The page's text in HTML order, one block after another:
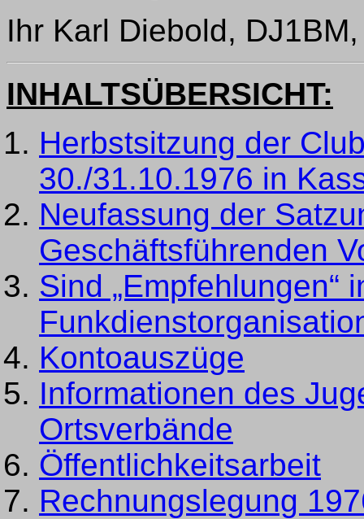
Ihr Karl Diebold,
INHALTSÜBERSICHT:
Herbstsitzung der
30./31.10.1976 in
Neufassung der
Geschäftsführenden
Sind „Empfehlungen“
Kontoauszüge
Informationen des
Ortsverbände
Öffentlichkeitsarbeit
Rechnungslegung